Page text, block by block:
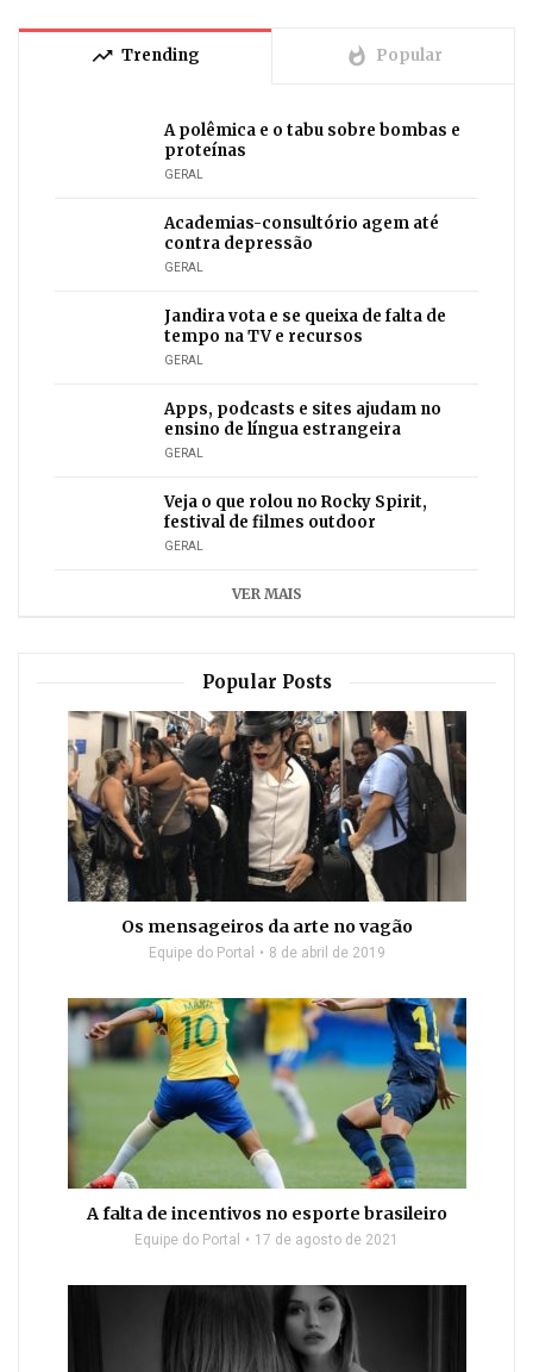
trending_up Trending whatshot Popular
A polêmica e o tabu sobre bombas e
proteínas
GERAL
Academias-consultório agem até
contra depressão
GERAL
Jandira vota e se queixa de falta de
tempo na TV e recursos
GERAL
Apps, podcasts e sites ajudam no
ensino de língua estrangeira
GERAL
Veja o que rolou no Rocky Spirit,
festival de filmes outdoor
GERAL
VER MAIS
Popular Posts
Os mensageiros da arte no vagão
Equipe do Portal 8 de abril de 2019
A falta de incentivos no esporte brasileiro
Equipe do Portal 17 de agosto de 2021